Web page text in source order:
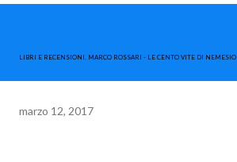
LIBRI E RECENSIONI. MARCO ROSSARI - LE CENTO VITE DI NEMESIO
marzo 12, 2017